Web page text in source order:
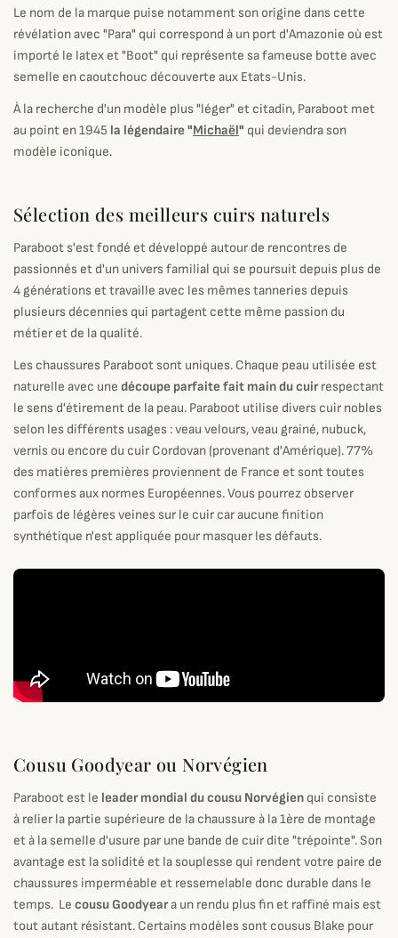
Le nom de la marque puise notamment son origine dans cette
révélation avec "Para" qui correspond à un port d'Amazonie où est
importé le latex et "Boot" qui représente sa fameuse botte avec
semelle en caoutchouc découverte aux Etats-Unis.
À la recherche d'un modèle plus "léger" et citadin, Paraboot met
au point en 1945 la légendaire "Michaël" qui deviendra son
modèle iconique.
Sélection des meilleurs cuirs naturels
Paraboot s'est fondé et développé autour de rencontres de
passionnés et d'un univers familial qui se poursuit depuis plus de
4 générations et travaille avec les mêmes tanneries depuis
plusieurs décennies qui partagent cette même passion du
métier et de la qualité.
Les chaussures Paraboot sont uniques. Chaque peau utilisée est
naturelle avec une découpe parfaite fait main du cuirrespectant
le sens d'étirement de la peau. Paraboot utilise divers cuir nobles
selon les différents usages : veau velours, veau grainé, nubuck,
vernis ou encore du cuir Cordovan (provenant d'Amérique). 77%
des matières premières proviennent de France et sont toutes
conformes aux normes Européennes. Vous pourrez observer
parfois de légères veines sur le cuir car aucune finition
synthétique n'est appliquée pour masquer les défauts.
Cousu Goodyear ou Norvégien
Paraboot est le leader mondial du cousu Norvégien qui consiste
à relier la partie supérieure de la chaussure à la 1ère de montage
et à la semelle d'usure par une bande de cuir dite "trépointe". Son
avantage est la solidité et la souplesse qui rendent votre paire de
chaussures imperméable et ressemelable donc durable dans le
temps. Le cousu Goodyeara un rendu plus fin et raffiné mais est
tout autant résistant. Certains modèles sont cousus Blake pour